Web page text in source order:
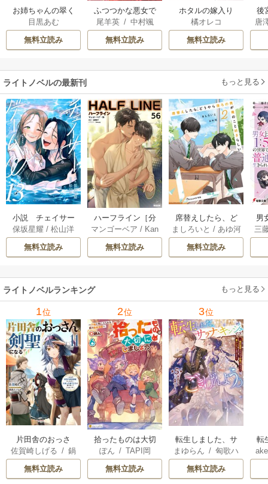
お姉ちゃんの翠く
ん
目黒あむ
無料立読み
ふつつかな悪女で
はございますが ～
雛宮蝶鼠とりかえ
伝～
尾羊英/ 中村颯
/ ゆき哉
無料立読み
ホタルの嫁入り
橘オレコ
無料立読み
後
は
唐
ライトノベルの最新刊 もっと見る
小説 チェイサー
ゲームW 13巻
保坂星耀 /松山洋
無料立読み
ハーフライン［分
冊版] 56巻
マンゴーベア / Kan
apy
/加藤智子
無料立読み
席替えしたら、ど
うやら後ろの男が
俺のこと好きらし
い 2巻
ましろいと / あゆ河
無料立読み
男
で
三
ライトノベルランキング もっと見る
1位
片田舎のおっさ
ん、剣聖になる
～ただの田舎の剣
術師範だったの
佐賀崎しげる /鍋
島テツヒロ
無料立読み
2位
拾ったものは大切
にしましょう ～子
狼に気に入られた
男の転移物語～
ぽん / TAPI岡
無料立読み
3位
転生しました、サ
ラナ・キンジェで
す。ごきげんよ
う。
まゆらん /匈歌ハ
トリ
無料立読み
転
帝